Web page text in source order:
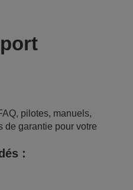
pilotes, manuels,
de garantie pour votre
: